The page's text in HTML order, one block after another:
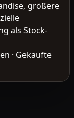
größere
als Stock-
· Gekaufte